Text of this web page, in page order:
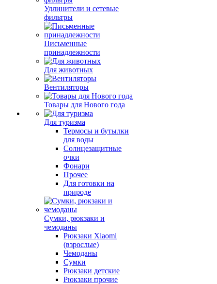
Удлинители и сетевые
фильтры
Письменные
принадлежности
Для животных
Вентиляторы
Товары для Нового года
Для туризма
Термосы и бутылки
для воды
Солнцезащитные
очки
Фонари
Прочее
Для готовки на
природе
Сумки, рюкзаки и
чемоданы
Рюкзаки Xiaomi
(взрослые)
Чемоданы
Сумки
Рюкзаки детские
Рюкзаки прочие